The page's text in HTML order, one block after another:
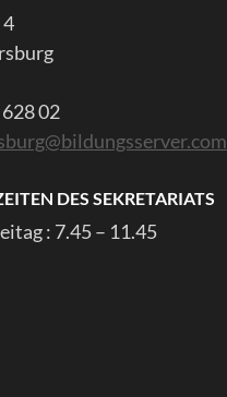
02
DES SEKRETARIATS
: 7.45 – 11.45